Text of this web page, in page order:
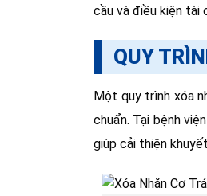
cầu và điều kiện tài
QUY
Một quy trình xóa
chuẩn. Tại bệnh
giúp cải thiện